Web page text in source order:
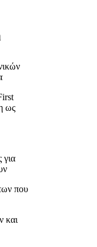
ως
για
που
και